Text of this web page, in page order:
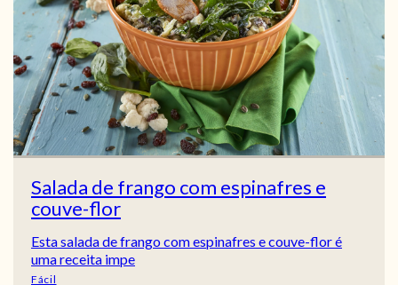
Salada de frango com espinafres e
couve-flor
Esta salada de frango com espinafres e couve-flor é
uma receita impe
Fácil